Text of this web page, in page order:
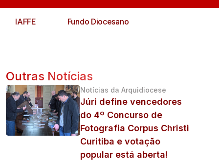
IAFFE Fundo Diocesano
Outras Notícias
Notícias da Arquidiocese
Júri define vencedores
do 4º Concurso de
Fotografia Corpus Christi
Curitiba e votação
popular está aberta!